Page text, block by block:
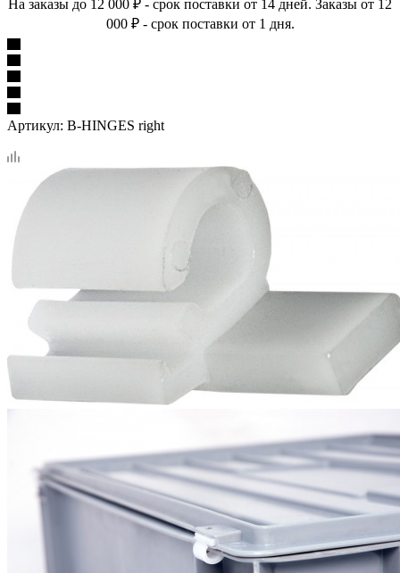
На заказы до 12 000 ₽ - срок поставки от 14 дней. Заказы от 12
000 ₽ - срок поставки от 1 дня.
Артикул: B-HINGES right